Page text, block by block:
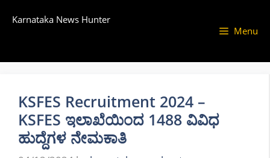
Karnataka News Hunter
Menu
KSFES Recruitment 2024 –
KSFES ಇಲಾಖೆಯಿಂದ 1488 ವಿವಿಧ
ಹುದ್ದೆಗಳ ನೇಮಕಾತಿ